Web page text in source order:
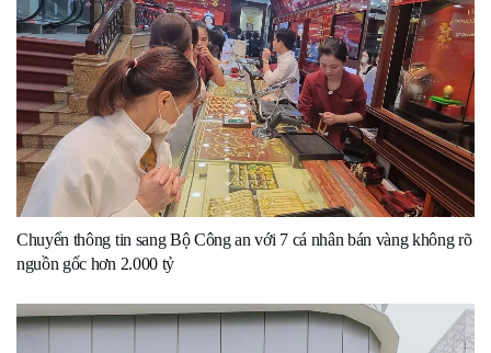
Chuyển thông tin sang Bộ Công an với 7 cá nhân bán vàng không rõ
nguồn gốc hơn 2.000 tỷ